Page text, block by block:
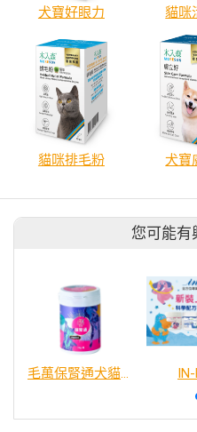
犬寶好眼力 貓咪
貓咪排毛粉 犬寶
您可能有
毛萬保腎通犬貓適用